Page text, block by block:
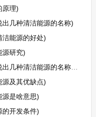
原理)
几种清洁能源的名称)
洁能源的好处)
源研究)
种清洁能源的名称来吗)
源及其优缺点)
源是啥意思)
的开发条件)